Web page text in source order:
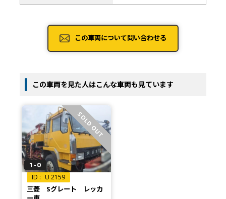
この車両について問い合わせる
この車両を見た人はこんな車両も見ています
SOLD OUT
1-0
U 2159
三菱 Sグレート レッカ